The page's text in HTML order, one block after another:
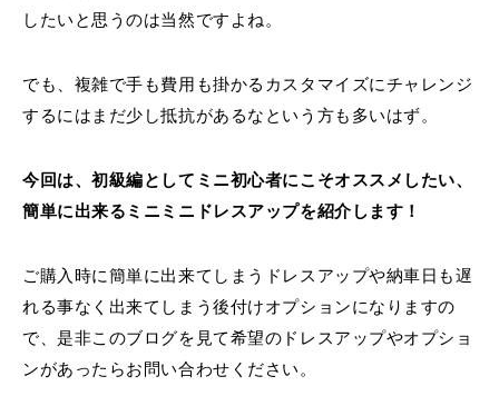
したいと思うのは当然ですよね。
でも、複雑で手も費用も掛かるカスタマイズにチャレンジ
するにはまだ少し抵抗があるなという方も多いはず。
今回は、初級編としてミニ初心者にこそオススメしたい、
簡単に出来るミニミニドレスアップを紹介します！
ご購入時に簡単に出来てしまうドレスアップや納車日も遅
れる事なく出来てしまう後付けオプションになりますの
で、是非このブログを見て希望のドレスアップやオプショ
ンがあったらお問い合わせください。